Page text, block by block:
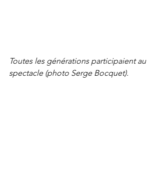
Toutes les générations participaient au
spectacle (photo Serge Bocquet).